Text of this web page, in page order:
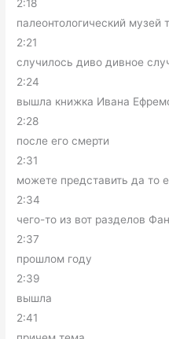
2:18
палеонтологический музей
2:21
случилось диво дивное
2:24
вышла книжка Ивана
2:28
после его смерти
2:31
можете представить да то
2:34
чего-то из вот разделов
2:37
прошлом году
2:39
вышла
2:41